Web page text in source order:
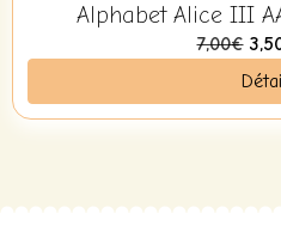
Alphabet Alice III
7,00€